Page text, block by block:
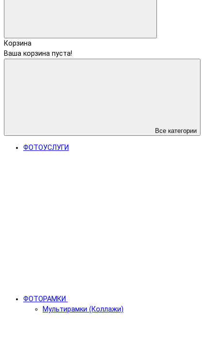
Корзина
Ваша корзина пуста!
Все категории
ФОТОУСЛУГИ
ФОТОРАМКИ
Мультирамки (Коллажи)